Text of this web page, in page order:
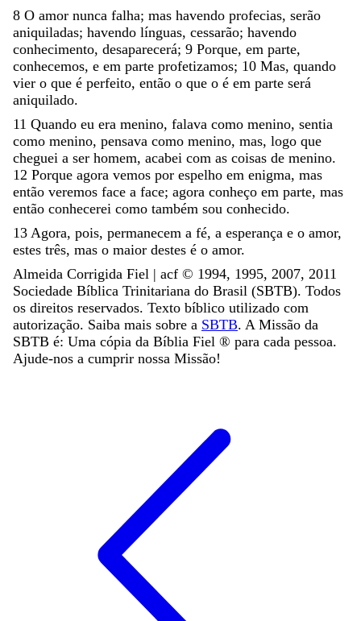
8 O amor nunca falha; mas havendo profecias, serão
aniquiladas; havendo línguas, cessarão; havendo
conhecimento, desaparecerá; 9 Porque, em parte,
conhecemos, e em parte profetizamos; 10 Mas, quando
vier o que é perfeito, então o que o é em parte será
aniquilado.
11 Quando eu era menino, falava como menino, sentia
como menino, pensava como menino, mas, logo que
cheguei a ser homem, acabei com as coisas de menino.
12 Porque agora vemos por espelho em enigma, mas
então veremos face a face; agora conheço em parte, mas
então conhecerei como também sou conhecido.
13 Agora, pois, permanecem a fé, a esperança e o amor,
estes três, mas o maior destes é o amor.
Almeida Corrigida Fiel | acf ©️ 1994, 1995, 2007, 2011
Sociedade Bíblica Trinitariana do Brasil (SBTB). Todos
os direitos reservados. Texto bíblico utilizado com
autorização. Saiba mais sobre a SBTB. A Missão da
SBTB é: Uma cópia da Bíblia Fiel ®️ para cada pessoa.
Ajude-nos a cumprir nossa Missão!